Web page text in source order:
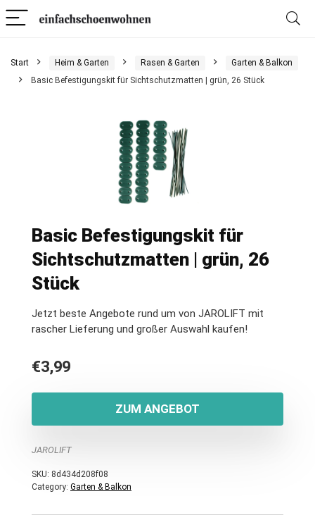
Start Heim & Garten Rasen & Garten
Garten & Balkon
Basic Befestigungskit für Sichtschutzmatten | grün, 26 Stück
Basic Befestigungskit für
Sichtschutzmatten | grün, 26
Stück
Jetzt beste Angebote rund um von JAROLIFT mit
rascher Lieferung und großer Auswahl kaufen!
€3,99
ZUM ANGEBOT
JAROLIFT
SKU: 8d434d208f08
Category: Garten & Balkon